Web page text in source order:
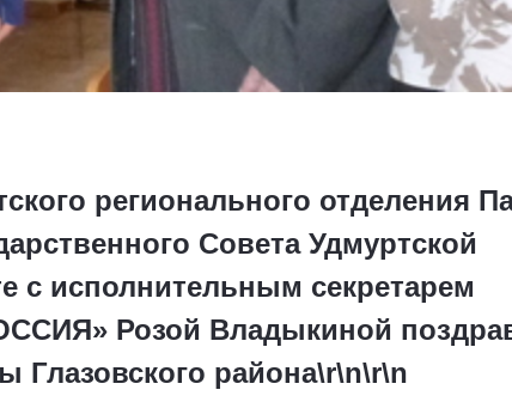
регионального отделения
Совета Удмуртской
с исполнительным секретарем
Розой Владыкиной
Глазовского района\r\n\r\n